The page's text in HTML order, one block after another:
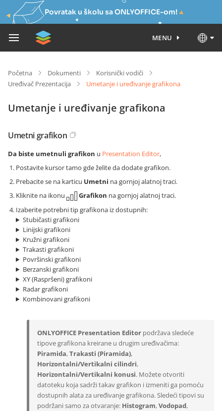
Povratak u školu sa ONLYOFFICE-om!
MENU
Početna Dokumenti
Korisnički vodiči
Uređivač Prezentacija
Umetanje i uređivanje grafikona
Umetanje i uređivanje grafikona
Umetni grafikon
Da biste umetnuli grafikon u Presentation Editor,
Postavite kursor tamo gde želite da dodate grafikon.
Prebacite se na karticu Umetni na gornjoj alatnoj traci.
Kliknite na ikonu
Grafikon na gornjoj alatnoj traci.
Izaberite potrebni tip grafikona iz dostupnih:
Stubičasti grafikoni
Linijski grafikoni
Kružni grafikoni
Trakasti grafikoni
Površinski grafikoni
Berzanski grafikoni
XY (Raspršeni) grafikoni
Radar grafikoni
Kombinovani grafikoni
ONLYOFFICE Presentation Editor podržava sledeće
tipove grafikona kreirane u drugim uređivačima:
Piramida,Trakasti (Piramida),
Horizontalni/Vertikalni cilindri,
Horizontalni/Vertikalni konusi. Možete otvoriti
datoteku koja sadrži takav grafikon i izmeniti ga pomoću
dostupnih alata za uređivanje grafikona. Sledeći tipovi su
podržani samo za otvaranje: Histogram,Vodopad,